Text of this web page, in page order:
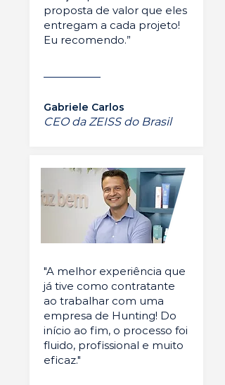
proposta de valor que eles
entregam a cada projeto!
Eu recomendo.”
Gabriele Carlos
CEO da ZEISS do Brasil
"A melhor experiência que
já tive como contratante
ao trabalhar com uma
empresa de Hunting! Do
início ao fim, o processo foi
fluido, profissional e muito
eficaz."